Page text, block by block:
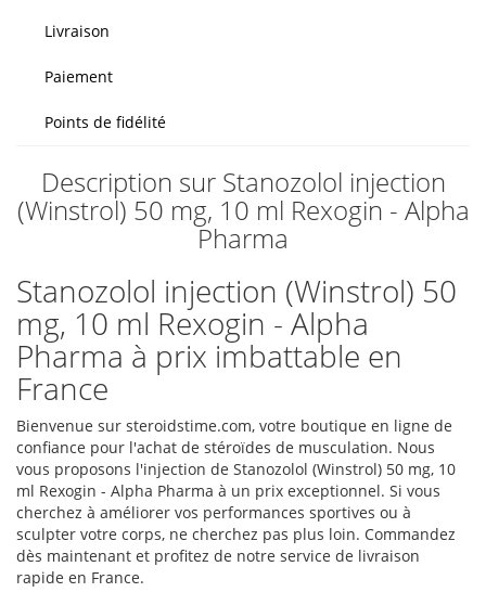
Livraison
Paiement
Points de fidélité
Description sur Stanozolol injection
(Winstrol) 50 mg, 10 ml Rexogin - Alpha
Pharma
Stanozolol injection (Winstrol) 50
mg, 10 ml Rexogin - Alpha
Pharma à prix imbattable en
France
Bienvenue sur steroidstime.com, votre boutique en ligne de
confiance pour l'achat de stéroïdes de musculation. Nous
vous proposons l'injection de Stanozolol (Winstrol) 50 mg, 10
ml Rexogin - Alpha Pharma à un prix exceptionnel. Si vous
cherchez à améliorer vos performances sportives ou à
sculpter votre corps, ne cherchez pas plus loin. Commandez
dès maintenant et profitez de notre service de livraison
rapide en France.